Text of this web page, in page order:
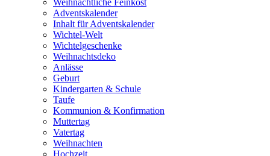
Weihnachtliche Feinkost
Adventskalender
Inhalt für Adventskalender
Wichtel-Welt
Wichtelgeschenke
Weihnachtsdeko
Anlässe
Geburt
Kindergarten & Schule
Taufe
Kommunion & Konfirmation
Muttertag
Vatertag
Weihnachten